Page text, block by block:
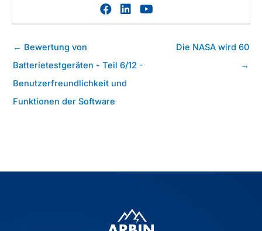
Zum facebook-Profil des
Zum linkedin-Profil
Posts
← Bewertung von
Batterietestgeräten - Teil 6/12 -
Benutzerfreundlichkeit und
Funktionen der Software
Die NASA wird 60
→